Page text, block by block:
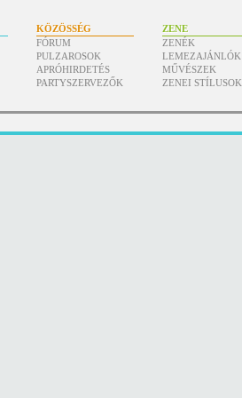
KÖZÖSSÉG
FÓRUM
PULZAROSOK
APRÓHIRDETÉS
PARTYSZERVEZŐK
ZENE
ZENÉK
LEMEZAJÁNLÓK
MŰVÉSZEK
ZENEI STÍLUSOK